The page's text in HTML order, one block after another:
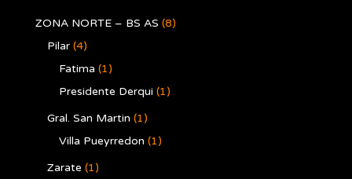
ZONA NORTE – BS AS (8)
Pilar (4)
Fatima (1)
Presidente Derqui (1)
Gral. San Martin (1)
Villa Pueyrredon (1)
Zarate (1)